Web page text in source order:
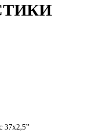
37х2,5”